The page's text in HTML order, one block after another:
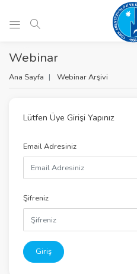
Webinar
Ana Sayfa Webinar Arşivi
Lütfen Üye Girişi Yapınız
Email Adresiniz
Şifreniz
Giriş